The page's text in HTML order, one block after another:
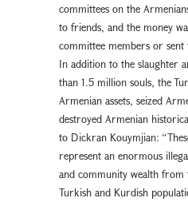
committees on the
to friends, and the money
committee members or sent
In addition to the slaughter
than 1.5 million souls, the
Armenian assets, seized
destroyed Armenian
to Dickran Kouymjian:
represent an enormous
and community wealth
Turkish and Kurdish